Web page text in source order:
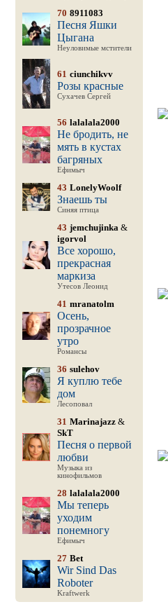
70 8911083
Песня Яшки
Цыгана
Неуловимые мстители
61 ciunchikvv
Розы красные
Сухачев Сергей
56 lalalala2000
Не бродить, не
мять в кустах
багряных
Ефимыч
43 LonelyWoolf
Знаешь ты
Синяя птица
43 jemchujinka&
igorvol
Все хорошо,
прекрасная
маркиза
Утесов Леонид
41 mranatolm
Осень,
прозрачное
утро
Романсы
36 sulehov
Я куплю тебе
дом
Лесоповал
31 Marinajazz&
SkT
Песня о первой
любви
Музыка из
кинофильмов
28 lalalala2000
Мы теперь
уходим
понемногу
Ефимыч
27 Bet
Wir Sind Das
Roboter
Kraftwerk